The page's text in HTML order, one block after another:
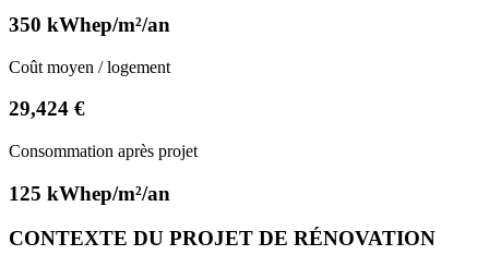
350 kWhep/m²/an
Coût moyen / logement
29,424 €
Consommation après projet
125 kWhep/m²/an
CONTEXTE DU PROJET DE RÉNOVATION